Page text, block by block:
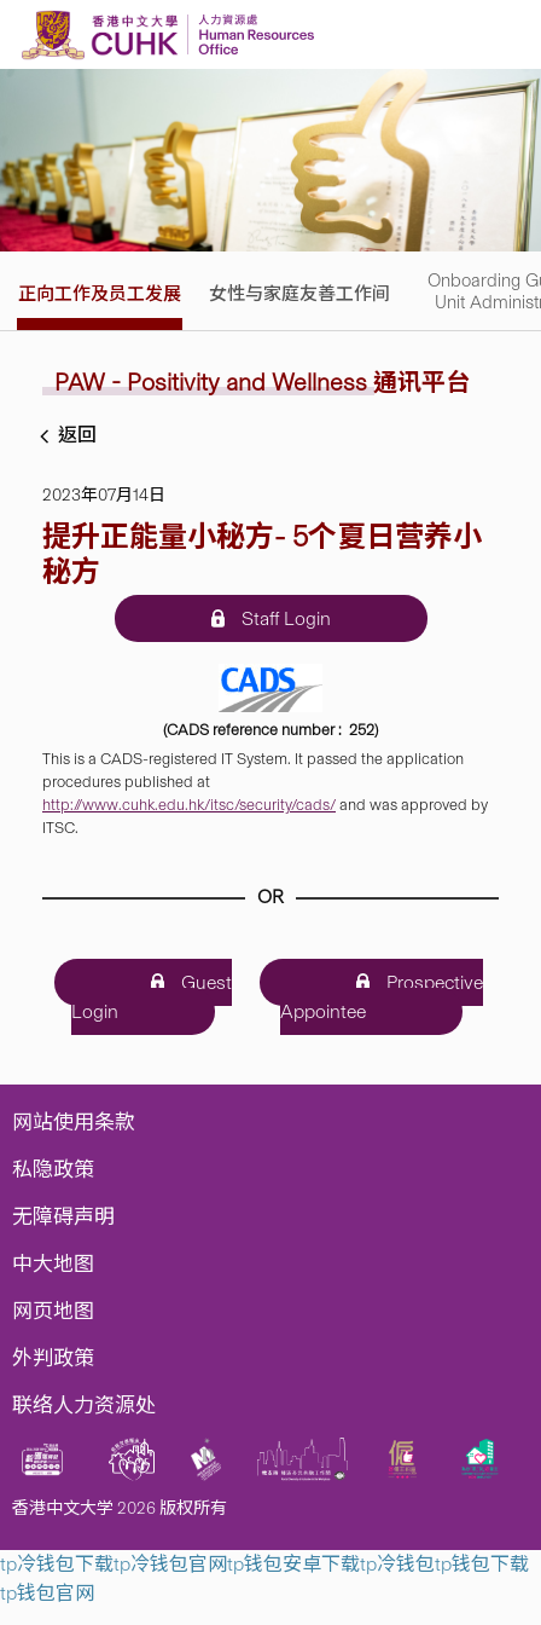
Skip to content
正向工作及员工发展 女性与家庭友善工作间
Onboarding
Unit
PAW - Positivity and Wellness通讯平台
返回
2023年07月14日
提升正能量小秘方- 5个夏日营养小
秘方
Staff Login
(CADS reference number : 252)
This is a CADS-registered IT System. It passed the application
procedures published at
http://www.cuhk.edu.hk/itsc/security/cads/ and was approved by
ITSC.
OR
Guest
Login
Prospective
Appointee
网站使用条款
私隐政策
无障碍声明
中大地图
网页地图
外判政策
联络人力资源处
香港中文大学 2026 版权所有
tp冷钱包下载tp冷钱包官网tp钱包安卓下载tp冷钱包tp钱包下载
tp钱包官网